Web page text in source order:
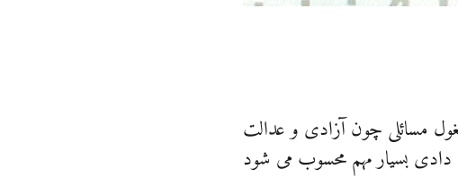
مسائلی چون آزادی و عدالت
بسیار مهم محسوب می شود